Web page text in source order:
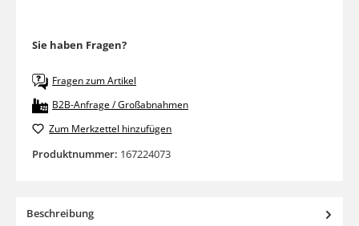
Sie haben Fragen?
Fragen zum Artikel
B2B-Anfrage / Großabnahmen
Zum Merkzettel hinzufügen
Produktnummer: 167224073
Beschreibung